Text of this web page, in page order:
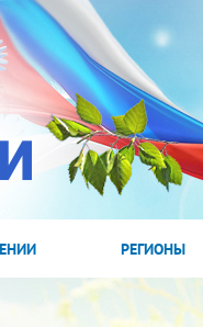
РЕГИОНЫ